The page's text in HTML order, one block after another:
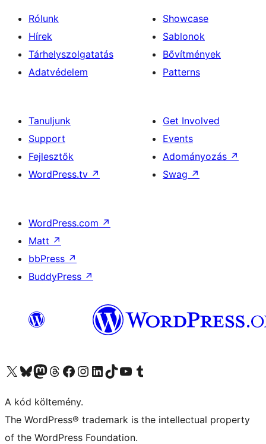
Rólunk
Hírek
Tárhelyszolgatatás
Adatvédelem
Showcase
Sablonok
Bővítmények
Patterns
Tanuljunk
Support
Fejlesztők
WordPress.tv ↗
Get Involved
Events
Adományozás ↗
Swag ↗
WordPress.com ↗
Matt ↗
bbPress ↗
BuddyPress ↗
Visit our X (formerly Twitter) account
Visit our Bluesky account
Twitter csatornánk
Visit our Threads account
Facebook oldalunk megtekintése
Visit our Instagram account
Visit our LinkedIn account
Visit our TikTok account
Visit our YouTube channel
Visit our Tumblr account
A kód költemény.
The WordPress® trademark is the intellectual property
of the WordPress Foundation.